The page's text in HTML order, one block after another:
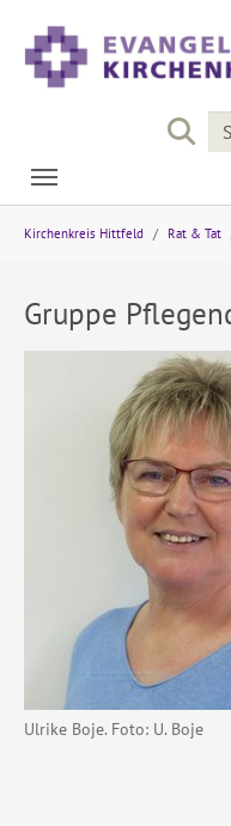
Kirchenkreis Hittfeld Rat & Tat
Gruppe
Ulrike Boje. Foto: U. Boje